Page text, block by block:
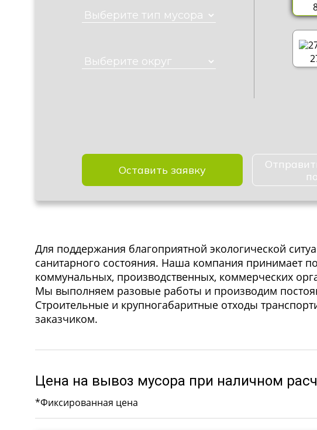
Оставить заявку
Для поддержания благоприятной экологической
санитарного состояния. Наша компания принимает
коммунальных, производственных, коммерческих
Мы выполняем разовые работы и производим
Строительные и крупногабаритные отходы
заказчиком.
Цена на вывоз мусора при наличном
*Фиксированная цена